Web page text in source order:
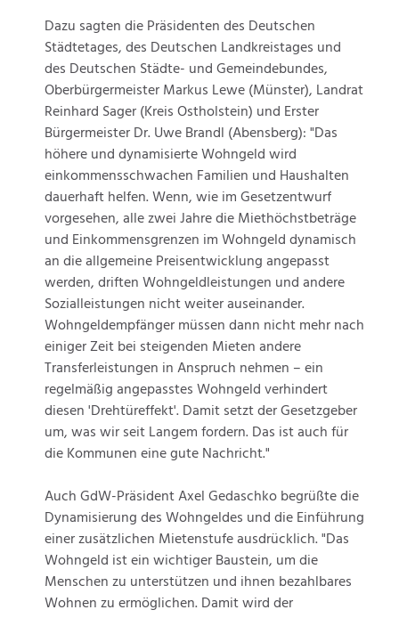
Dazu sagten die Präsidenten des Deutschen
Städtetages, des Deutschen Landkreistages und
des Deutschen Städte- und Gemeindebundes,
Oberbürgermeister Markus Lewe (Münster), Landrat
Reinhard Sager (Kreis Ostholstein) und Erster
Bürgermeister Dr. Uwe Brandl (Abensberg): "Das
höhere und dynamisierte Wohngeld wird
einkommensschwachen Familien und Haushalten
dauerhaft helfen. Wenn, wie im Gesetzentwurf
vorgesehen, alle zwei Jahre die Miethöchstbeträge
und Einkommensgrenzen im Wohngeld dynamisch
an die allgemeine Preisentwicklung angepasst
werden, driften Wohngeldleistungen und andere
Sozialleistungen nicht weiter auseinander.
Wohngeldempfänger müssen dann nicht mehr nach
einiger Zeit bei steigenden Mieten andere
Transferleistungen in Anspruch nehmen – ein
regelmäßig angepasstes Wohngeld verhindert
diesen 'Drehtüreffekt'. Damit setzt der Gesetzgeber
um, was wir seit Langem fordern. Das ist auch für
die Kommunen eine gute Nachricht."
Auch GdW-Präsident Axel Gedaschko begrüßte die
Dynamisierung des Wohngeldes und die Einführung
einer zusätzlichen Mietenstufe ausdrücklich. "Das
Wohngeld ist ein wichtiger Baustein, um die
Menschen zu unterstützen und ihnen bezahlbares
Wohnen zu ermöglichen. Damit wird der